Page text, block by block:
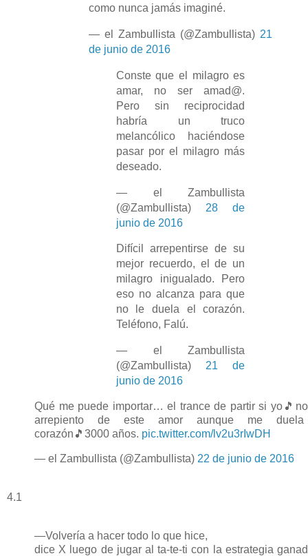
como nunca jamás imaginé.
— el Zambullista (@Zambullista) 21
de junio de 2016
Conste que el milagro es
amar, no ser amad@.
Pero sin reciprocidad
habría un truco
melancólico haciéndose
pasar por el milagro más
deseado.
— el Zambullista
(@Zambullista) 28 de
junio de 2016
Difícil arrepentirse de su
mejor recuerdo, el de un
milagro inigualado. Pero
eso no alcanza para que
no le duela el corazón.
Teléfono, Falú.
— el Zambullista
(@Zambullista) 21 de
junio de 2016
Qué me puede importar… el trance de partir si
arrepiento de este amor aunque me
corazón🎵3000 años. pic.twitter.com/lv2u3rIwDH
— el Zambullista (@Zambullista) 22 de junio de 2016
4.1
—Volvería a hacer todo lo que hice,
dice X luego de jugar al ta-te-ti con la estrategia